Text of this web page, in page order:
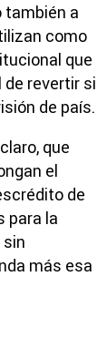
también a
como
que
revertir si
de país.
que
el
de
para la
más esa